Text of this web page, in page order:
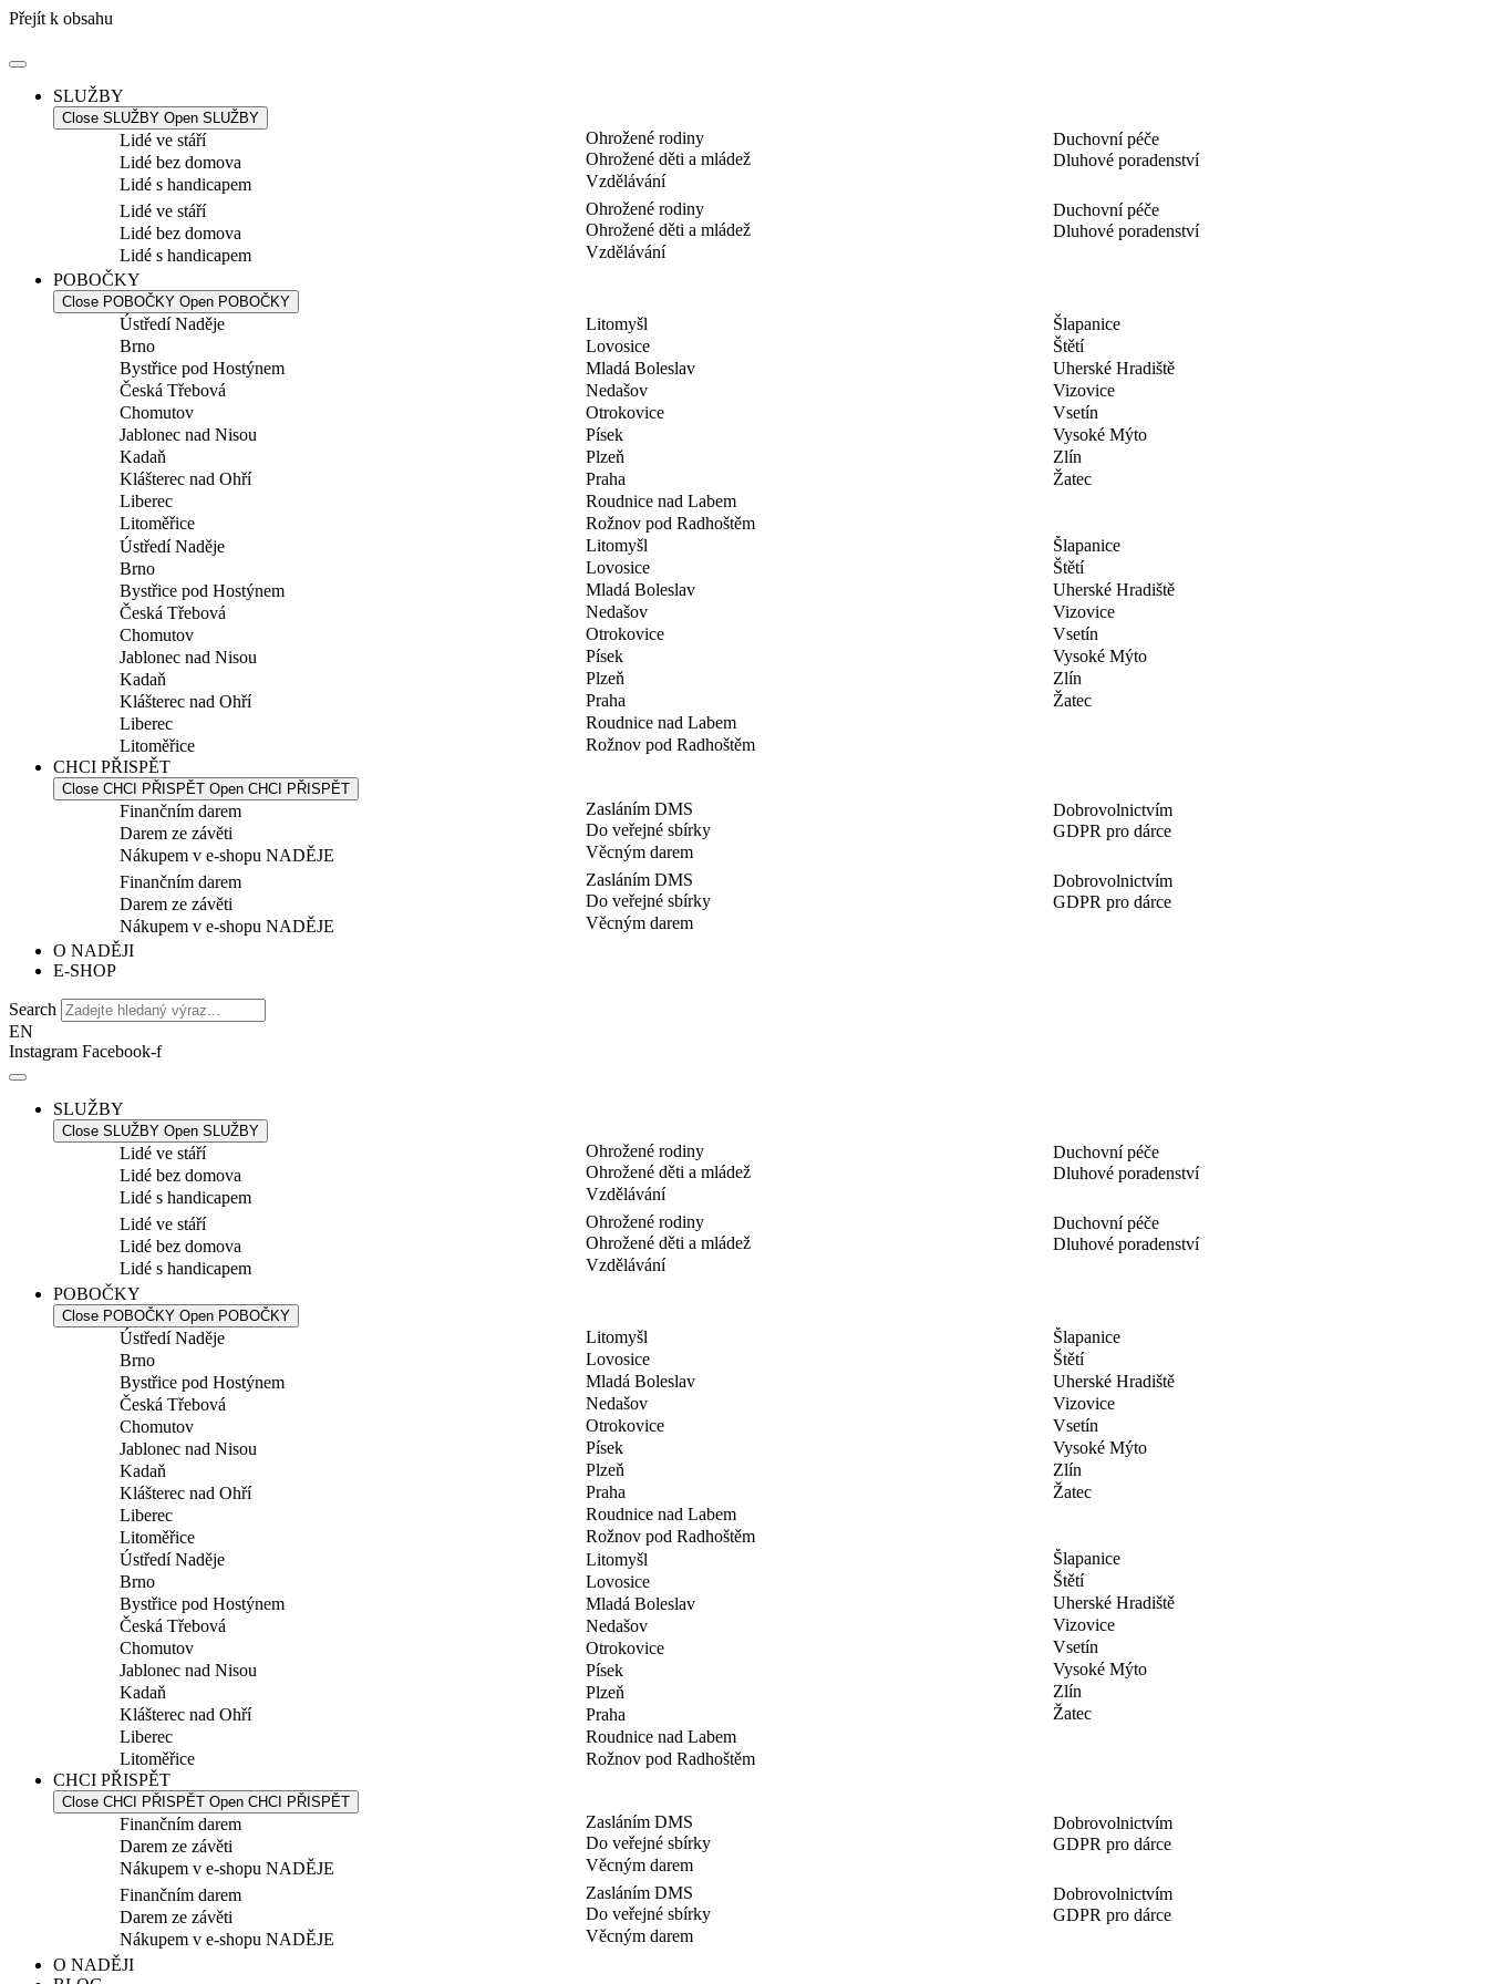
Přejít k obsahu
SLUŽBY
Close SLUŽBY Open SLUŽBY
Lidé ve stáří
Lidé bez domova
Lidé s handicapem
Ohrožené rodiny
Ohrožené děti a mládež
Vzdělávání
Duchovní péče
Dluhové poradenství
Lidé ve stáří
Lidé bez domova
Lidé s handicapem
Ohrožené rodiny
Ohrožené děti a mládež
Vzdělávání
Duchovní péče
Dluhové poradenství
POBOČKY
Close POBOČKY Open POBOČKY
Ústředí Naděje
Brno
Bystřice pod Hostýnem
Česká Třebová
Chomutov
Jablonec nad Nisou
Kadaň
Klášterec nad Ohří
Liberec
Litoměřice
Litomyšl
Lovosice
Mladá Boleslav
Nedašov
Otrokovice
Písek
Plzeň
Praha
Roudnice nad Labem
Rožnov pod Radhoštěm
Šlapanice
Štětí
Uherské Hradiště
Vizovice
Vsetín
Vysoké Mýto
Zlín
Žatec
Ústředí Naděje
Brno
Bystřice pod Hostýnem
Česká Třebová
Chomutov
Jablonec nad Nisou
Kadaň
Klášterec nad Ohří
Liberec
Litoměřice
Litomyšl
Lovosice
Mladá Boleslav
Nedašov
Otrokovice
Písek
Plzeň
Praha
Roudnice nad Labem
Rožnov pod Radhoštěm
Šlapanice
Štětí
Uherské Hradiště
Vizovice
Vsetín
Vysoké Mýto
Zlín
Žatec
CHCI PŘISPĚT
Close CHCI PŘISPĚT Open CHCI PŘISPĚT
Finančním darem
Darem ze závěti
Nákupem v e-shopu NADĚJE
Zasláním DMS
Do veřejné sbírky
Věcným darem
Dobrovolnictvím
GDPR pro dárce
Finančním darem
Darem ze závěti
Nákupem v e-shopu NADĚJE
Zasláním DMS
Do veřejné sbírky
Věcným darem
Dobrovolnictvím
GDPR pro dárce
O NADĚJI
E-SHOP
Search
EN
Instagram Facebook-f
SLUŽBY
Close SLUŽBY Open SLUŽBY
Lidé ve stáří
Lidé bez domova
Lidé s handicapem
Ohrožené rodiny
Ohrožené děti a mládež
Vzdělávání
Duchovní péče
Dluhové poradenství
Lidé ve stáří
Lidé bez domova
Lidé s handicapem
Ohrožené rodiny
Ohrožené děti a mládež
Vzdělávání
Duchovní péče
Dluhové poradenství
POBOČKY
Close POBOČKY Open POBOČKY
Ústředí Naděje
Brno
Bystřice pod Hostýnem
Česká Třebová
Chomutov
Jablonec nad Nisou
Kadaň
Klášterec nad Ohří
Liberec
Litoměřice
Litomyšl
Lovosice
Mladá Boleslav
Nedašov
Otrokovice
Písek
Plzeň
Praha
Roudnice nad Labem
Rožnov pod Radhoštěm
Šlapanice
Štětí
Uherské Hradiště
Vizovice
Vsetín
Vysoké Mýto
Zlín
Žatec
Ústředí Naděje
Brno
Bystřice pod Hostýnem
Česká Třebová
Chomutov
Jablonec nad Nisou
Kadaň
Klášterec nad Ohří
Liberec
Litoměřice
Litomyšl
Lovosice
Mladá Boleslav
Nedašov
Otrokovice
Písek
Plzeň
Praha
Roudnice nad Labem
Rožnov pod Radhoštěm
Šlapanice
Štětí
Uherské Hradiště
Vizovice
Vsetín
Vysoké Mýto
Zlín
Žatec
CHCI PŘISPĚT
Close CHCI PŘISPĚT Open CHCI PŘISPĚT
Finančním darem
Darem ze závěti
Nákupem v e-shopu NADĚJE
Zasláním DMS
Do veřejné sbírky
Věcným darem
Dobrovolnictvím
GDPR pro dárce
Finančním darem
Darem ze závěti
Nákupem v e-shopu NADĚJE
Zasláním DMS
Do veřejné sbírky
Věcným darem
Dobrovolnictvím
GDPR pro dárce
O NADĚJI